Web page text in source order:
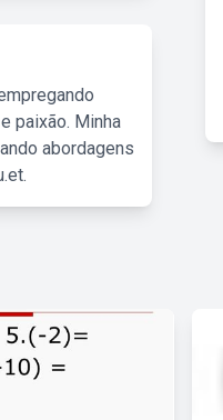
paixão. Minha
abordagens